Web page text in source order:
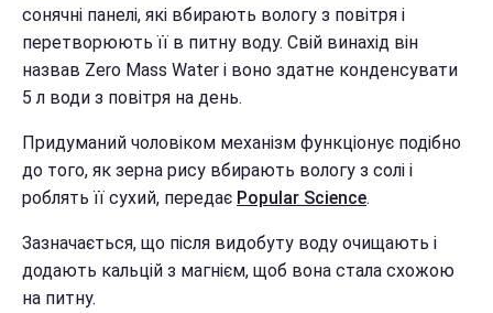
сонячні панелі, які вбирають вологу з повітря і
перетворюють її в питну воду. Свій винахід він
назвав Zero Mass Water і воно здатне конденсувати
5 л води з повітря на день.
Придуманий чоловіком механізм функціонує подібно
до того, як зерна рису вбирають вологу з солі і
роблять її сухий, передає Popular Science.
Зазначається, що після видобуту воду очищають і
додають кальцій з магнієм, щоб вона стала схожою
на питну.